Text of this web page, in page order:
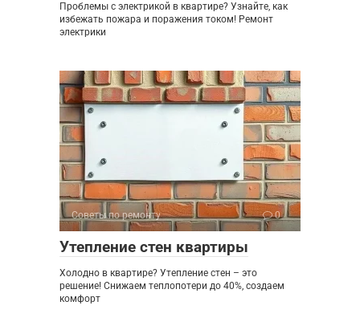
Проблемы с электрикой в квартире? Узнайте, как
избежать пожара и поражения током! Ремонт
электрики
Советы по ремонту 0
Утепление стен квартиры
Холодно в квартире? Утепление стен – это
решение! Снижаем теплопотери до 40%, создаем
комфорт